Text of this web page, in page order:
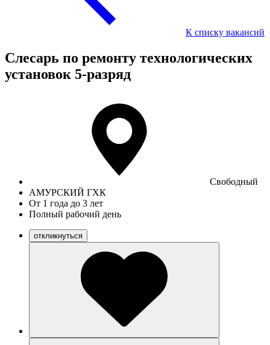
К списку вакансий
Слесарь по ремонту технологических
установок 5-разряд
Свободный
АМУРСКИЙ ГХК
От 1 года до 3 лет
Полный рабочий день
откликнуться